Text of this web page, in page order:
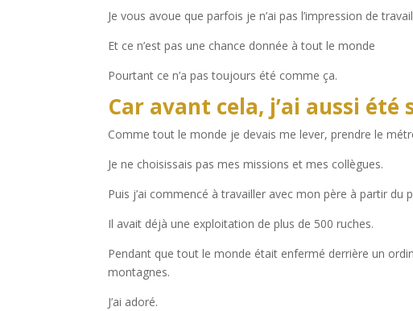
Je vous avoue que parfois je n’ai pas l’impression de
Et ce n’est pas une chance donnée à tout le monde
Pourtant ce n’a pas toujours été comme ça.
Car avant cela, j’ai aussi
Comme tout le monde je devais me lever, prendre le
Je ne choisissais pas mes missions et mes collègues.
Puis j’ai commencé à travailler avec mon père à partir du
Il avait déjà une exploitation de plus de 500 ruches.
Pendant que tout le monde était enfermé derrière un
montagnes.
J’ai adoré.